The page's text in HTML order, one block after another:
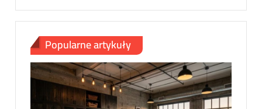
Popularne artykuły